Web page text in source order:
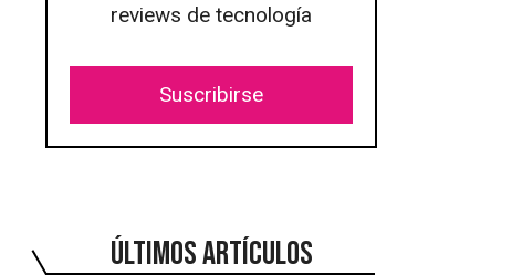
reviews de tecnología
Suscribirse
ÚLTIMOS ARTÍCULOS